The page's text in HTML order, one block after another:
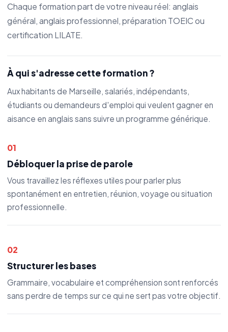
Chaque formation part de votre niveau réel: anglais
général, anglais professionnel, préparation TOEIC ou
certification LILATE.
À qui s'adresse cette formation ?
Aux habitants de Marseille, salariés, indépendants,
étudiants ou demandeurs d'emploi qui veulent gagner en
aisance en anglais sans suivre un programme générique.
01
Débloquer la prise de parole
Vous travaillez les réflexes utiles pour parler plus
spontanément en entretien, réunion, voyage ou situation
professionnelle.
02
Structurer les bases
Grammaire, vocabulaire et compréhension sont renforcés
sans perdre de temps sur ce qui ne sert pas votre objectif.